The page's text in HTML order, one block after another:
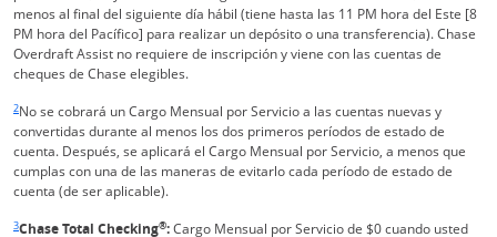
menos al final del siguiente día hábil (tiene hasta las 11 PM hora del Este [8
PM hora del Pacífico] para realizar un depósito o una transferencia). Chase
Overdraft Assist no requiere de inscripción y viene con las cuentas de
cheques de Chase elegibles.
2No se cobrará un Cargo Mensual por Servicio a las cuentas nuevas y
convertidas durante al menos los dos primeros períodos de estado de
cuenta. Después, se aplicará el Cargo Mensual por Servicio, a menos que
cumplas con una de las maneras de evitarlo cada período de estado de
cuenta (de ser aplicable).​
3Chase Total Checking®:Cargo Mensual por Servicio de $0 cuando usted